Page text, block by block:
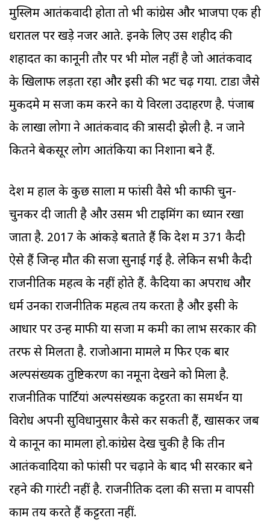
मुस्लिम आतंकवादी होता तो भी कांग्रेस और भाजपा एक ही
धरातल पर खड़े नजर आते. इनके लिए उस शहीद की
शहादत का कानूनी तौर पर भी मोल नहीं है जो आतंकवाद
के खिलाफ लड़ता रहा और इसी की भेंट चढ़ गया. टाडा जैसे
मुकदमे में सजा कम करने का ये विरला उदाहरण है. पंजाब
के लाखों लोगों ने आतंकवाद की त्रासदी झेली है. न जाने
कितने बेकसूर लोग आतंकियों का निशाना बने हैं.
देश में हाल के कुछ सालों में फांसी वैसे भी काफी चुन-
चुनकर दी जाती है और उसमें भी टाइमिंग का ध्यान रखा
जाता है. 2017 के आंकड़े बताते हैं कि देश में 371 कैदी
ऐसे हैं जिन्हें मौत की सजा सुनाई गई है. लेकिन सभी कैदी
राजनीतिक महत्व के नहीं होते हैं. कैदियों का अपराध और
धर्म उनका राजनीतिक महत्व तय करता है और इसी के
आधार पर उन्हें माफी या सजा में कमी का लाभ सरकार की
तरफ से मिलता है. राजोआना मामले में फिर एक बार
अल्पसंख्यक तुष्टिकरण का नमूना देखने को मिला है.
राजनीतिक पार्टियां अल्पसंख्यक कट्टरता का समर्थन या
विरोध अपनी सुविधानुसार कैसे कर सकती हैं, खासकर जब
ये कानून का मामला हो.कांग्रेस देख चुकी है कि तीन
आतंकवादियों को फांसी पर चढ़ाने के बाद भी सरकार बने
रहने की गारंटी नहीं है. राजनीतिक दलों की सत्ता में वापसी
काम तय करते हैं कट्टरता नहीं.